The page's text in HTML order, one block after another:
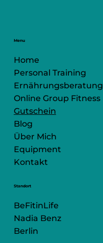
Menu
Home
Personal Training
Ernährungsberatung
Online Group Fitness
Gutschein
Blog
Über Mich
Equipment
Kontakt
Standort
BeFitinLife
Nadia Benz
Berlin